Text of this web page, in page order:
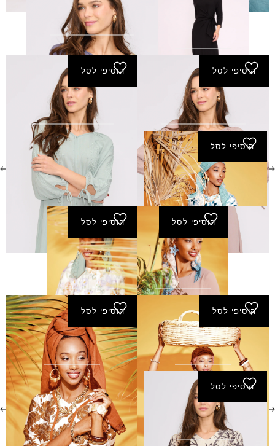
שמלת לירז -
שחור
240.00
שמלת צמח - כחול-עמוק
₪280.00
הוסיפי לסל
שמלת צמח - מוקה
₪280.00
הוסיפי לסל
שמלת צמח - מנטה
₪280.00
הוסיפי לסל
שמלת מבשרת - שמנת
₪240.00
הוסיפי לסל
שמלת סביון -
מוקה
₪320.00
הוסיפי לסל
שמלת פאר -
ירוק-בהיר
₪240.00
הוסיפי לסל
שמלת פאר - שחור
₪240.00
הוסיפי לסל
שמלת חיוכים - חום
₪260.00
הוסיפי לסל
שמלת חיוכים - שמנת
₪260.00